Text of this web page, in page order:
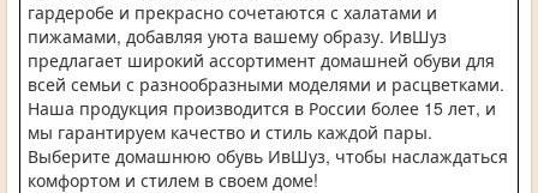
гардеробе и прекрасно сочетаются с халатами и
пижамами, добавляя уюта вашему образу. ИвШуз
предлагает широкий ассортимент домашней обуви для
всей семьи с разнообразными моделями и расцветками.
Наша продукция производится в России более 15 лет, и
мы гарантируем качество и стиль каждой пары.
Выберите домашнюю обувь ИвШуз, чтобы наслаждаться
комфортом и стилем в своем доме!